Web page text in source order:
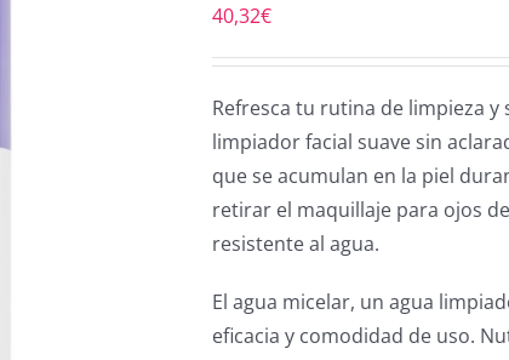
40,32€
Refresca tu rutina de limpieza
limpiador facial suave sin
que se acumulan en la piel
retirar el maquillaje para ojos
resistente al agua.
El agua micelar, un agua
eficacia y comodidad de uso.